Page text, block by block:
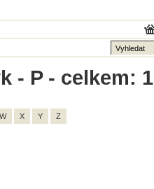
- P - celkem: 1
W X Y Z